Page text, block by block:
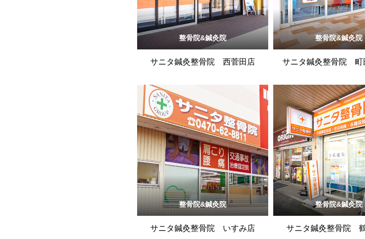
整骨院&鍼灸院
サニタ鍼灸整骨院 西菅田店
整骨院&鍼灸院
サニタ鍼灸整骨院 町
整骨院&鍼灸院
サニタ鍼灸整骨院 いすみ店
整骨院&鍼灸院
サニタ鍼灸整骨院